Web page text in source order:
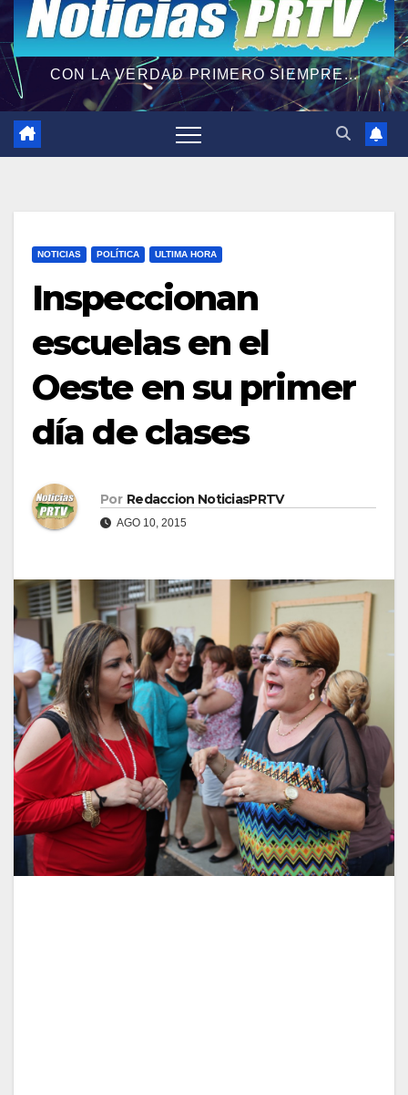
CON LA VERDAD PRIMERO SIEMPRE...
NOTICIAS POLÍTICA ULTIMA HORA
Inspeccionan
escuelas en el
Oeste en su primer
día de clases
Por Redaccion NoticiasPRTV
AGO 10, 2015